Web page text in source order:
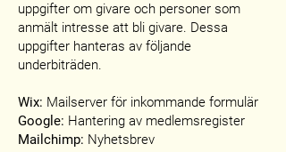
uppgifter om givare och personer som
anmält intresse att bli givare. Dessa
uppgifter hanteras av följande
underbiträden.
Wix: Mailserver för inkommande formulär
Google: Hantering av medlemsregister
Mailchimp: Nyhetsbrev